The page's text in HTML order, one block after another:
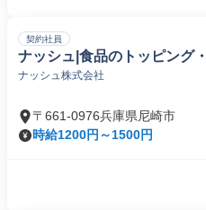
契約社員
ナッシュ|食品のトッピング
ナッシュ株式会社
〒661-0976兵庫県尼崎市
時給1200円～1500円